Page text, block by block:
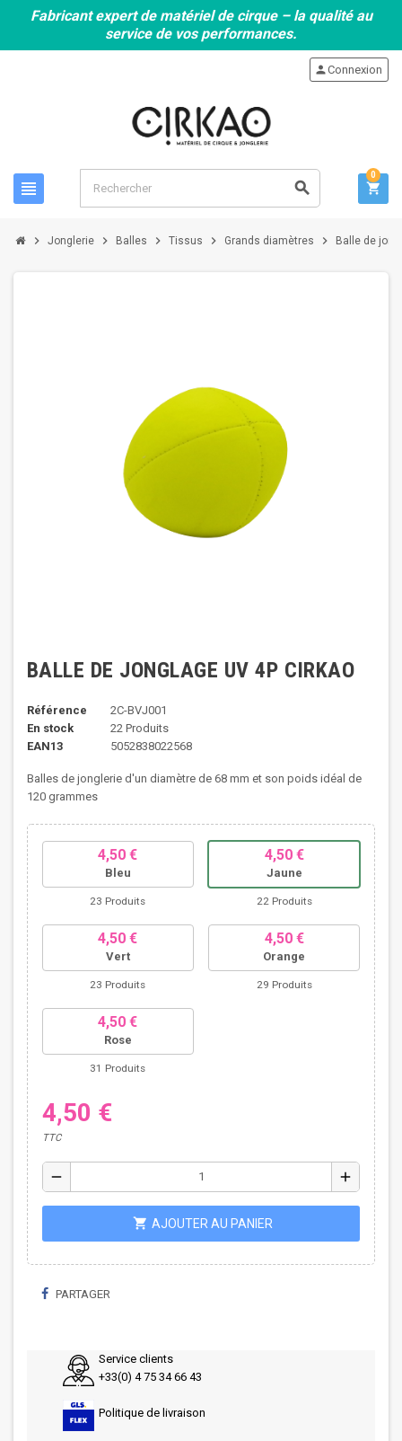
Fabricant expert de matériel de cirque – la qualité au
service de vos performances.
view_headline search
personConnexion
shopping_cart
0
chevron_right Jonglerie chevron_right Balles chevron_right Tissus chevron_right Grands diamètres chevron_right Balle de
BALLE DE JONGLAGE UV 4P CIRKAO
Référence
2C-BVJ001
En stock
22 Produits
EAN13
5052838022568
Balles de jonglerie d'un diamètre de 68 mm et son poids idéal de
120 grammes
4,50 €
Bleu
23 Produits
4,50 €
Jaune
22 Produits
4,50 €
Vert
23 Produits
4,50 €
Orange
29 Produits
4,50 €
Rose
31 Produits
4,50 €
TTC
remove add
shopping_cart AJOUTER AU PANIER
PARTAGER
Service clients
+33(0) 4 75 34 66 43
Politique de livraison